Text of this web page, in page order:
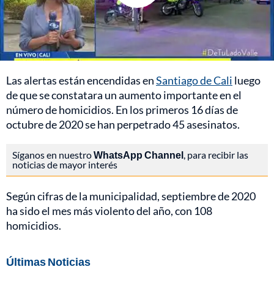
Las alertas están encendidas enSantiago de Cali luego
de que se constatara un aumento importante en el
número de homicidios. En los primeros 16 días de
octubre de 2020 se han perpetrado 45 asesinatos.
Síganos en nuestroWhatsApp Channel , para recibir las
noticias de mayor interés
Según cifras de la municipalidad, septiembre de 2020
ha sido el mes más violento del año, con 108
homicidios.
Últimas Noticias